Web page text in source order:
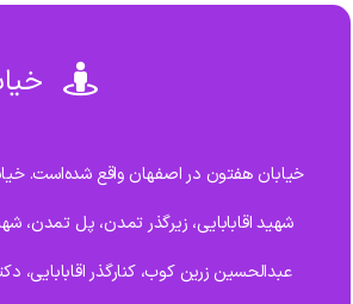
خیابان هفتون در اصفهان واقع شده‌است.
شهید اقابابایی، زیرگذر تمدن، پل تمدن،
عبدالحسین زرین کوب، کنارگذر